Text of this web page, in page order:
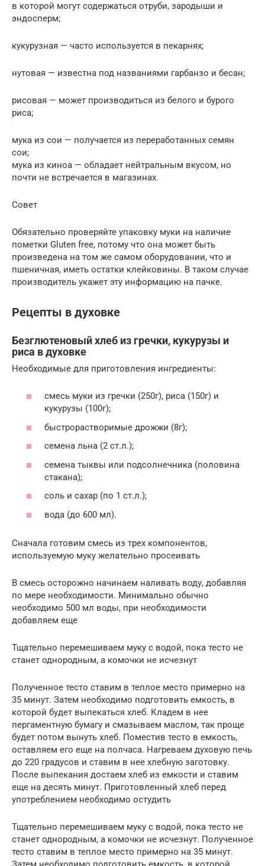
в которой могут содержаться отруби, зародыши и
эндосперм;
кукурузная — часто используется в пекарнях;
нутовая — известна под названиями гарбанзо и бесан;
рисовая — может производиться из белого и бурого
риса;
мука из сои — получается из переработанных семян
сои;
мука из киноа — обладает нейтральным вкусом, но
почти не встречается в магазинах.
Совет
Обязательно проверяйте упаковку муки на наличие
пометки Gluten free, потому что она может быть
произведена на том же самом оборудовании, что и
пшеничная, иметь остатки клейковины. В таком случае
производитель укажет эту информацию на пачке.
Рецепты в духовке
Безглютеновый хлеб из гречки, кукурузы и
риса в духовке
Необходимые для приготовления ингредиенты:
смесь муки из гречки (250г), риса (150г) и
кукурузы (100г);
быстрорастворимые дрожжи (8г);
семена льна (2 ст.л.);
семена тыквы или подсолнечника (половина
стакана);
соль и сахар (по 1 ст.л.);
вода (до 600 мл).
Сначала готовим смесь из трех компонентов,
используемую муку желательно просеивать
В смесь осторожно начинаем наливать воду, добавляя
по мере необходимости. Минимально обычно
необходимо 500 мл воды, при необходимости
добавляем еще
Тщательно перемешиваем муку с водой, пока тесто не
станет однородным, а комочки не исчезнут
Полученное тесто ставим в теплое место примерно на
35 минут. Затем необходимо подготовить емкость, в
которой будет выпекаться хлеб. Кладем в нее
пергаментную бумагу и смазываем маслом, так проще
будет потом вынуть хлеб. Поместив тесто в емкость,
оставляем его еще на полчаса. Нагреваем духовую печь
до 220 градусов и ставим в нее хлебную заготовку.
После выпекания достаем хлеб из емкости и ставим
еще на десять минут. Приготовленный хлеб перед
употреблением необходимо остудить
Тщательно перемешиваем муку с водой, пока тесто не
станет однородным, а комочки не исчезнут. Полученное
тесто ставим в теплое место примерно на 35 минут.